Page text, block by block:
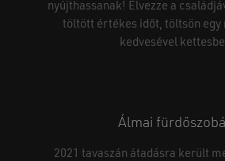
nyújthassanak! Élvezze a
töltött értékes időt, töltsön egy
kedvesével
Álmai
2021 tavaszán átadásra került